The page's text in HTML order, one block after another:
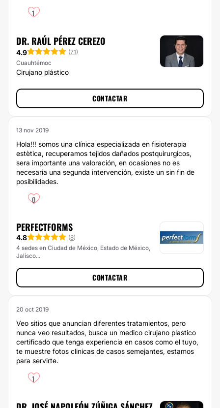
1
DR. RAÚL PÉREZ CEREZO
4.9 (71)
Cuauhtémoc
Cirujano plástico
CONTACTAR
13 nov 2019
Hola!!! somos una clínica especializada en fisioterapia
estètica, recuperamos tejidos dañados postquirurgicos,
sera importante una valoración, en ocasiones no es
necesaria una segunda intervención, existe un sin fin de
posibilidades.
0
PERFECTFORMS
4.8 (8)
4 sedes en Ciudad de México, Estado de México,
Jalisco...
CONTACTAR
20 oct 2019
Veo sitios que anuncian diferentes tratamientos, pero
nunca veo resultados, busca un medico cirujano plastico
certificado que tenga experiencia en casos como el tuyo,
te muestre fotos clinicas de casos semejantes, estamos
para servirte.
1